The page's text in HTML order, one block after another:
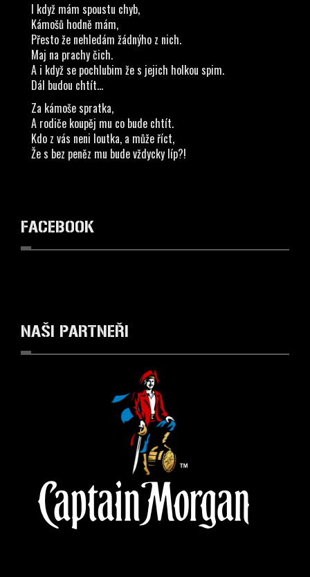
I když mám spoustu chyb,
Kámošů hodně mám,
Přesto že nehledám žádnýho z nich.
Maj na prachy čich.
A i když se pochlubim že s jejich holkou spim.
Dál budou chtít...
Za kámoše spratka,
A rodiče koupěj mu co bude chtít.
Kdo z vás neni loutka, a může říct,
Že s bez peněz mu bude vždycky líp?!
FACEBOOK
NAŠI PARTNEŘI